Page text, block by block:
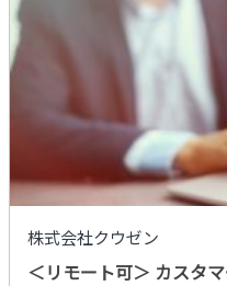
株式会社クウゼン
＜リモート可＞ カスタ